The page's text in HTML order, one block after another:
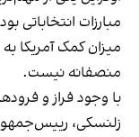
مبارزات انتخاباتی
میزان کمک آمریکا
منصفانه نیست.
با وجود فراز و
زلنسکی، رییس‌جمهور